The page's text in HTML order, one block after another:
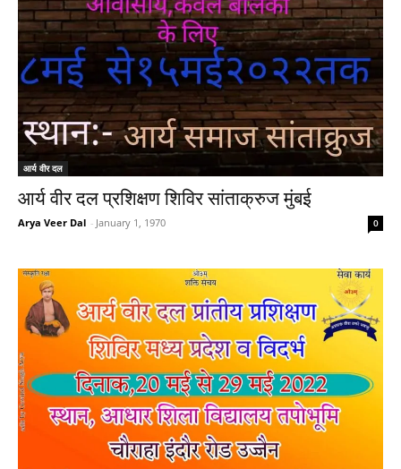
आर्य वीर दल
आर्य वीर दल प्रशिक्षण शिविर सांताक्रुज मुंबई
Arya Veer Dal - January 1, 1970 0